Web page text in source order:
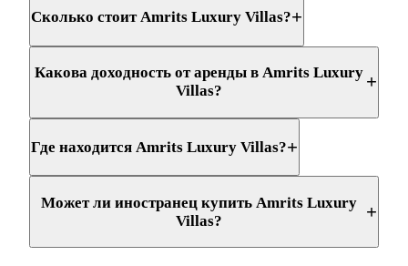
Сколько стоит Amrits Luxury Villas?+
Какова доходность от аренды в Amrits Luxury
Villas?
+
Где находится Amrits Luxury Villas?+
Может ли иностранец купить Amrits Luxury
Villas?
+